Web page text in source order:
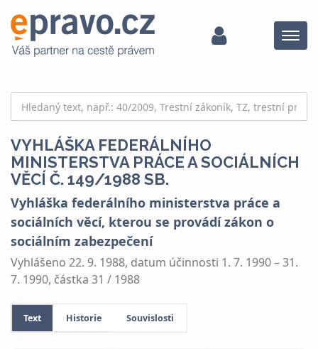
Menu
VYHLÁŠKA FEDERÁLNÍHO
MINISTERSTVA PRÁCE A SOCIÁLNÍCH
VĚCÍ Č. 149/1988 SB.
Vyhláška federálního ministerstva práce a
sociálních věcí, kterou se provádí zákon o
sociálním zabezpečení
Vyhlášeno 22. 9. 1988, datum účinnosti 1. 7. 1990 – 31.
7. 1990, částka 31 / 1988
Text Historie Souvislosti